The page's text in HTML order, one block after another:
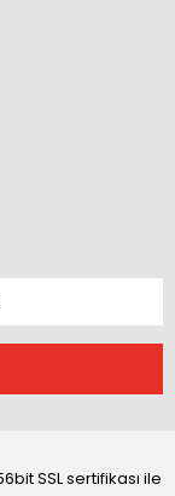
SSL sertifikası ile